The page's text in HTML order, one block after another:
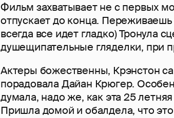
Фильм захватывает не с первых
отпускает до конца.
всегда все идет гладко) Тронула
душещипательные гляделки, при
Актеры божественны, Крэнстон
порадовала Дайан Крюгер.
думала, надо же, как эта 25
Пришла домой и обалдела, что